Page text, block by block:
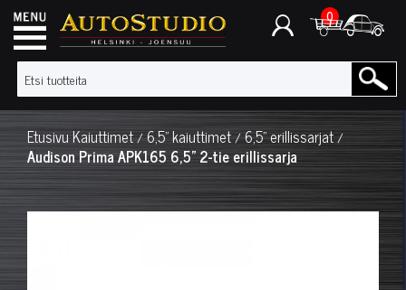
0
EtusivuKaiuttimet/6,5" kaiuttimet/6,5" erillissarjat/
Audison Prima APK165 6,5" 2-tie erillissarja